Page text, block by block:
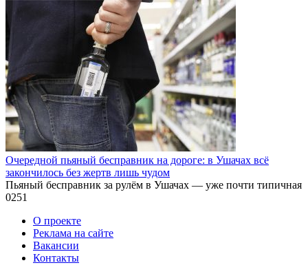
Очередной пьяный бесправник на дороге: в Ушачах всё
закончилось без жертв лишь чудом
Пьяный бесправник за рулём в Ушачах — уже почти типичная
0251
О проекте
Реклама на сайте
Вакансии
Контакты